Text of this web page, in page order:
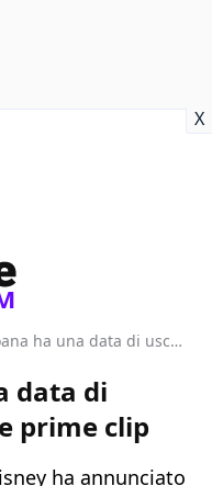
X
D23 - Moana ha una data di uscita, presentate le prime clip
data di
prime clip
ha annunciato